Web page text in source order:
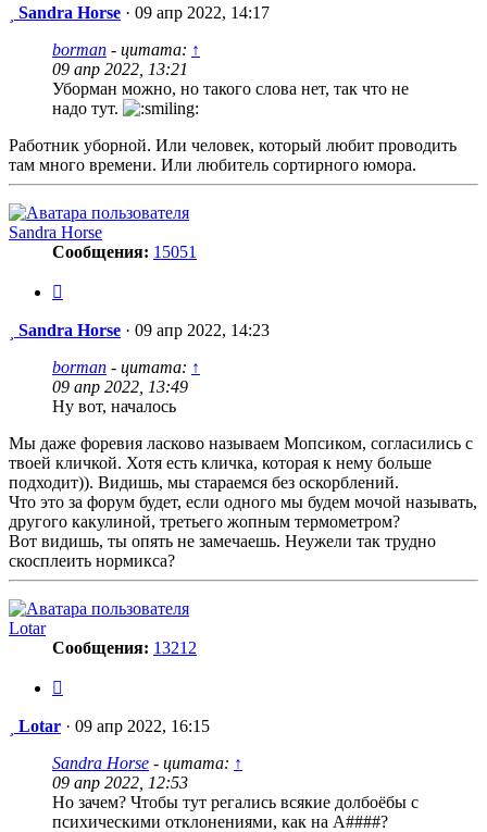
Сообщение
Sandra Horse · 09 апр 2022, 14:17
borman - цитата: ↑
09 апр 2022, 13:21
Уборман можно, но такого слова нет, так что не
надо тут.
Работник уборной. Или человек, который любит проводить
там много времени. Или любитель сортирного юмора.
Sandra Horse
Сообщения: 15051
Сообщение
Sandra Horse · 09 апр 2022, 14:23
borman - цитата: ↑
09 апр 2022, 13:49
Ну вот, началось
Мы даже форевия ласково называем Мопсиком, согласились с
твоей кличкой. Хотя есть кличка, которая к нему больше
подходит)). Видишь, мы стараемся без оскорблений.
Что это за форум будет, если одного мы будем мочой называть,
другого какулиной, третьего жопным термометром?
Вот видишь, ты опять не замечаешь. Неужели так трудно
скосплеить нормикса?
Lotar
Сообщения: 13212
Сообщение
Lotar · 09 апр 2022, 16:15
Sandra Horse - цитата: ↑
09 апр 2022, 12:53
Но зачем? Чтобы тут регались всякие долбоёбы с
психическими отклонениями, как на А####?